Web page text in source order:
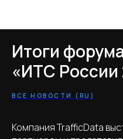
Итоги
«ИТС России
ВСЕ НОВОСТИ (RU)
Компания TrafficData